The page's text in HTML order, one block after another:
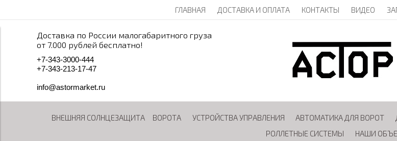
ГЛАВНАЯ ДОСТАВКА И ОПЛАТА КОНТАКТЫ ВИДЕО
Доставка по России малогабаритного груза
от 7.000 рублей бесплатно!
+7-343-3000-444
+7-343-213-17-47
info@astormarket.ru
ВНЕШНЯЯ СОЛНЦЕЗАЩИТА ВОРОТА УСТРОЙСТВА УПРАВЛЕНИЯ АВТОМАТИКА ДЛЯ ВОРОТ
РОЛЛЕТНЫЕ СИСТЕМЫ
НАШИ